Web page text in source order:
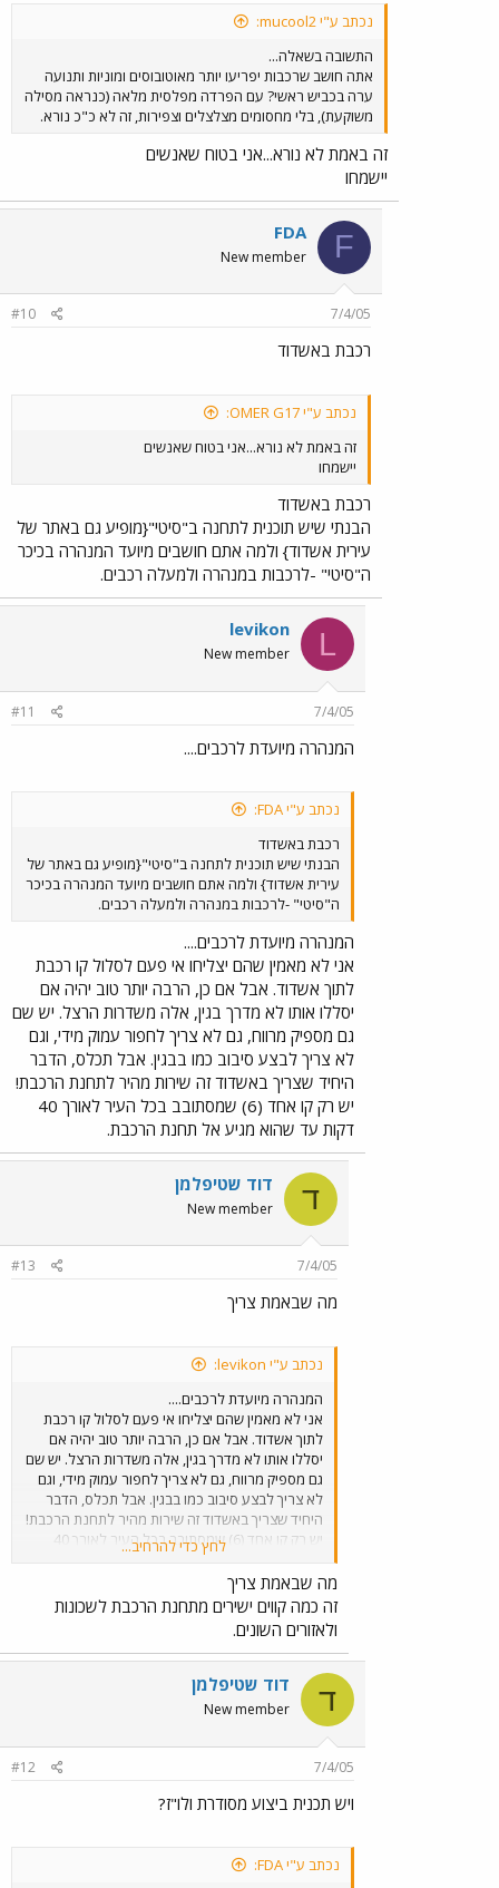
נכתב ע"י mucool2:
התשובה בשאלה...
אתה חושב שרכבות יפריעו יותר מאוטובוסים ומוניות ותנועה
ערה בכביש ראשי? עם הפרדה מפלסית מלאה (כנראה מסילה
משוקעת), בלי מחסומים מצלצלים וצפירות, זה לא כ"כ נורא.
זה באמת לא נורא...אני בטוח שאנשים
יישמחו
F
FDA
New member
7/4/05
#10
רכבת באשדוד
נכתב ע"י OMER G17:
זה באמת לא נורא...אני בטוח שאנשים
יישמחו
רכבת באשדוד
הבנתי שיש תוכנית לתחנה ב"סיטי"{מופיע גם באתר של
עירית אשדוד} ולמה אתם חושבים מיועד המנהרה בכיכר
ה"סיטי" -לרכבות במנהרה ולמעלה רכבים.
L
levikon
New member
7/4/05
#11
המנהרה מיועדת לרכבים....
נכתב ע"י FDA:
רכבת באשדוד
הבנתי שיש תוכנית לתחנה ב"סיטי"{מופיע גם באתר של
עירית אשדוד} ולמה אתם חושבים מיועד המנהרה בכיכר
ה"סיטי" -לרכבות במנהרה ולמעלה רכבים.
המנהרה מיועדת לרכבים....
אני לא מאמין שהם יצליחו אי פעם לסלול קו רכבת
לתוך אשדוד. אבל אם כן, הרבה יותר טוב יהיה אם
יסללו אותו לא מדרך בגין, אלה משדרות הרצל. יש שם
גם מספיק מרווח, גם לא צריך לחפור עמוק מידי, וגם
לא צריך לבצע סיבוב כמו בבגין. אבל תכלס, הדבר
היחיד שצריך באשדוד זה שירות מהיר לתחנת הרכבת!
יש רק קו אחד (6) שמסתובב בכל העיר לאורך 40
דקות עד שהוא מגיע אל תחנת הרכבת.
ד דוד שטיפלמן
New member
7/4/05
#13
מה שבאמת צריך
נכתב ע"י levikon:
המנהרה מיועדת לרכבים....
אני לא מאמין שהם יצליחו אי פעם לסלול קו רכבת
לתוך אשדוד. אבל אם כן, הרבה יותר טוב יהיה אם
יסללו אותו לא מדרך בגין, אלה משדרות הרצל. יש שם
גם מספיק מרווח, גם לא צריך לחפור עמוק מידי, וגם
לא צריך לבצע סיבוב כמו בבגין. אבל תכלס, הדבר
היחיד שצריך באשדוד זה שירות מהיר לתחנת הרכבת!
יש רק קו אחד (6) שמסתובב בכל העיר לאורך 40
דקות עד שהוא מגיע אל תחנת הרכבת.
לחץ כדי להרחיב...
מה שבאמת צריך
זה כמה קווים ישירים מתחנת הרכבת לשכונות
ולאזורים השונים.
ד דוד שטיפלמן
New member
7/4/05
#12
ויש תכנית ביצוע מסודרת ולו"ז?
נכתב ע"י FDA: